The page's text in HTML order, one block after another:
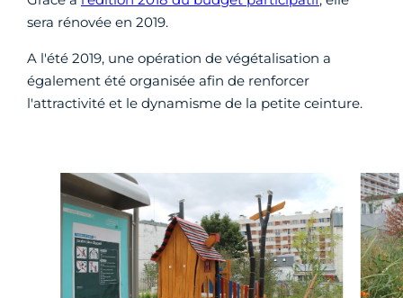
sera rénovée en 2019.
A l'été 2019, une opération de végétalisation a
également été organisée afin de renforcer
l'attractivité et le dynamisme de la petite ceinture.